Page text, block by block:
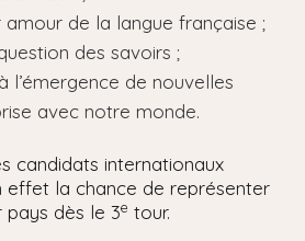
de la langue française ;
des savoirs ;
l’émergence de nouvelles
avec notre monde.
candidats internationaux
effet la chance de représenter
pays dès le 3e tour.